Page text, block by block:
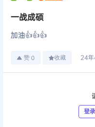
一战成硕
加油👍👍👍
赞 0 收藏 24
登录